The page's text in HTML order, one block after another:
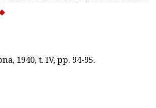
1940, t. IV, pp. 94-95.